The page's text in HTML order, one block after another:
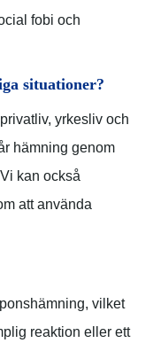
fobi och
situationer?
yrkesliv och
hämning genom
kan också
att använda
vilket
reaktion eller ett